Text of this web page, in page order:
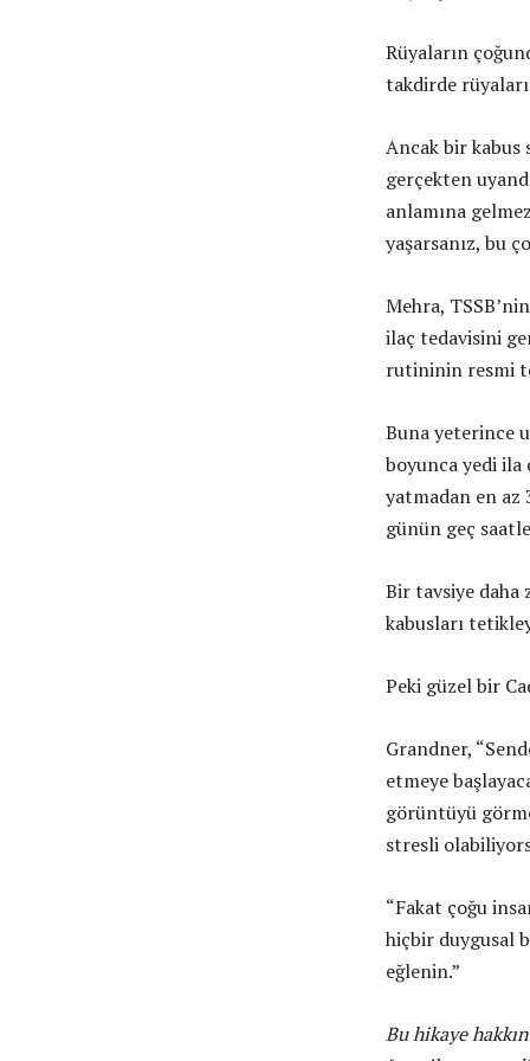
Rüyaların
takdirde
Ancak bir kabus
gerçekten
anlamına
yaşarsanız, bu
Mehra,
ilaç tedavisini
rutininin resmi
Buna yeterince
boyunca yedi
yatmadan en az
günün geç
Bir tavsiye daha
kabusları
Peki güzel bir
Grandner,
etmeye
görüntüyü
stresli
“Fakat çoğu
hiçbir duygusal
eğlenin.”
Bu hikaye